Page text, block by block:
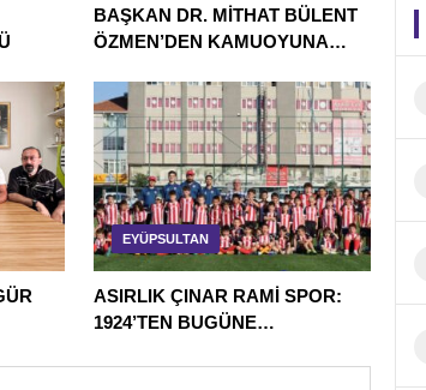
BAŞKAN DR. MİTHAT BÜLENT
ÖZMEN’DEN KAMUOYUNA
EYÜPSULTAN
ASIRLIK ÇINAR RAMİ SPOR:
1924’TEN BUGÜNE